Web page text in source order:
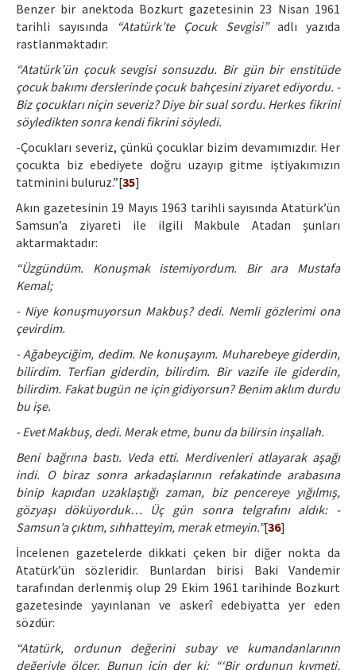
Benzer bir anektoda Bozkurt gazetesinin 23 Nisan 1961
tarihli sayısında
“Atatürk’te Çocuk Sevgisi”adlı yazıda
rastlanmaktadır:
“Atatürk’ün çocuk sevgisi sonsuzdu. Bir gün bir enstitüde
çocuk bakımı derslerinde çocuk bahçesini ziyaret ediyordu. -
Biz çocukları niçin severiz? Diye bir sual sordu. Herkes fikrini
söyledikten sonra kendi fikrini söyledi.
-Çocukları severiz, çünkü çocuklar bizim devamımızdır. Her
çocukta biz ebediyete doğru uzayıp gitme iştiyakımızın
tatminini buluruz.”[35]
Akın gazetesinin 19 Mayıs 1963 tarihli sayısında Atatürk’ün
Samsun’a ziyareti ile ilgili Makbule Atadan şunları
aktarmaktadır:
“Üzgündüm. Konuşmak istemiyordum. Bir ara Mustafa
Kemal;
- Niye konuşmuyorsun Makbuş? dedi. Nemli gözlerimi ona
çevirdim.
- Ağabeyciğim, dedim. Ne konuşayım. Muharebeye giderdin,
bilirdim. Terfian giderdin, bilirdim. Bir vazife ile giderdin,
bilirdim. Fakat bugün ne için gidiyorsun? Benim aklım durdu
bu işe.
- Evet Makbuş, dedi. Merak etme, bunu da bilirsin inşallah.
Beni bağrına bastı. Veda etti. Merdivenleri atlayarak aşağı
indi. O biraz sonra arkadaşlarının refakatinde arabasına
binip kapıdan uzaklaştığı zaman, biz pencereye yığılmış,
gözyaşı döküyorduk… Üç gün sonra telgrafını aldık: -
Samsun’a çıktım, sıhhatteyim, merak etmeyin.”[36]
İncelenen gazetelerde dikkati çeken bir diğer nokta da
Atatürk’ün sözleridir. Bunlardan birisi Baki Vandemir
tarafından derlenmiş olup 29 Ekim 1961 tarihinde Bozkurt
gazetesinde yayınlanan ve askerî edebiyatta yer eden
sözdür:
“Atatürk, ordunun değerini subay ve kumandanlarının
değeriyle ölçer. Bunun için der ki: “‘Bir ordunun kıymeti,